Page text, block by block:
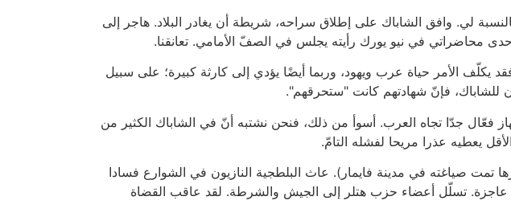
لي. وافق الشاباك على إطلاق سراحه، شريطة أن يغادر البلاد. هاجر إلى
محاضراتي في نيو يورك رأيته يجلس في الصفّ الأمامي. تعانقنا.
يكلّف الأمر حياة عرب ويهود، وربما أيضًا يؤدي إلى كارثة كبيرة؛ على سبيل
للشاباك، فإنّ شهادتهم كانت "ستحرقهم".
فعّال جدّا تجاه العرب. أسوأ من ذلك، فنحن نشتبه أنّ في الشاباك الكثير من
يعطيه عذرا مريحا لفشله التامّ.
تمت صياغته في مدينة فايمار). عاث البلطجية النازيون في الشوارع فسادا
عاجزة. تسلّل أعضاء حزب هتلر إلى الجيش والشرطة. لقد عاقب القضاة